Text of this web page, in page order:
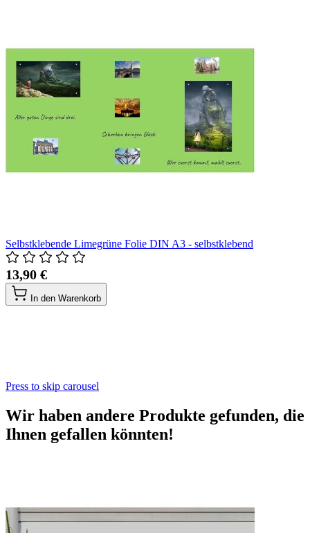
Selbstklebende Limegrüne Folie DIN A3 - selbstklebend
13,90 €
In den Warenkorb
Press to skip carousel
Wir haben andere Produkte gefunden, die
Ihnen gefallen könnten!